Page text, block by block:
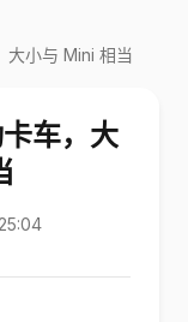
大小与 Mini 相当
车，大